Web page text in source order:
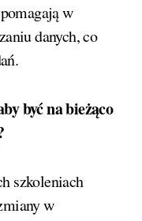
w
danych, co
być na bieżąco
szkoleniach
w